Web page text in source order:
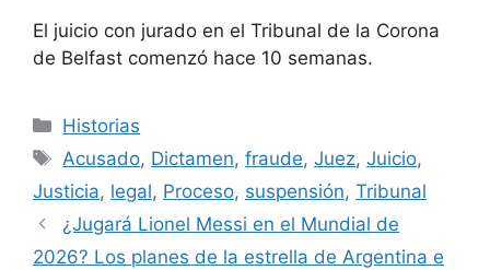
El juicio con jurado en el Tribunal de la Corona
de Belfast comenzó hace 10 semanas.
Categorías
Historias
Etiquetas
Acusado, Dictamen,fraude,Juez,Juicio,
Justicia, legal, Proceso, suspensión, Tribunal
¿Jugará Lionel Messi en el Mundial de
2026? Los planes de la estrella de Argentina e